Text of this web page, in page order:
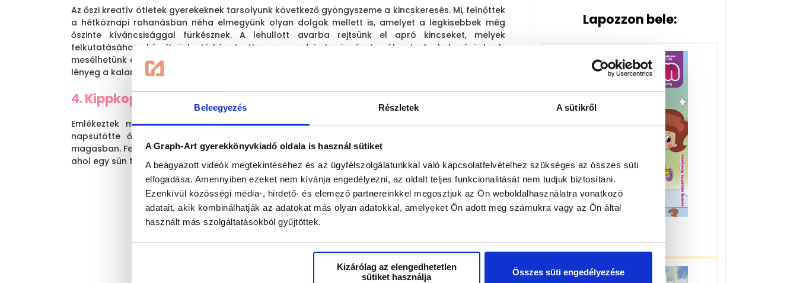
Beleegyezés Részletek A sütikről
A Graph-Art gyerekkönyvkiadó oldala is használ sütiket
A beágyazott videók megtekintéséhez és az ügyfélszolgálatunkkal való kapcsolatfelvételhez szükséges az összes süti
elfogadása. Amennyiben ezeket nem kívánja engedélyezni, az oldalt teljes funkcionalitását nem tudjuk biztosítani.
Ezenkívül közösségi média-, hirdető- és elemező partnereinkkel megosztjuk az Ön weboldalhasználatra vonatkozó
adatait, akik kombinálhatják az adatokat más olyan adatokkal, amelyeket Ön adott meg számukra vagy az Ön által
használt más szolgáltatásokból gyűjtöttek.
Kizárólag az elengedhetetlen
sütiket használja
Összes süti engedélyezése
Az őszi kreatív ötletek gyerekeknek tarsolyunk következő gyöngyszeme a kincskeresés. Mi, felnőttek
a hétköznapi rohanásban néha elmegyünk olyan dolgok mellett is, amelyet a legkisebbek még
őszinte kíváncsisággal fürkésznek. A lehullott avarba rejtsünk el apró kincseket, melyek
felkutatásához készítsünk térképet. Ha egy erdei tanösvényt választunk helyszínünknek,
mesélhetünk az utunkba eső fákról, növényekről, de a saját kertünk is tökéletes választás lehet. A
lényeg a kalandos keresés izgalma, amely egy különös, mesébe illő világba repíti gyermekünket.
4. Kippkopp, a gesztenye-gyerek
Emlékeztek még Kippkoppra és Tipptoppra, Marék Veronika népszerű gesztenyehőseire? „A
napsütötte őszi erdőt felkavarta a szél. Egy helikopter-falevélen gesztenye-kislány utazott
magasban. Fel akarta fedezni a világot. Lassan, óvatosan ereszkedett lefelé. Éppen ott pottyant le,
ahol egy sün turkált a tarka levelek között.” – kezdődik a mese.
Lapozzon bele: